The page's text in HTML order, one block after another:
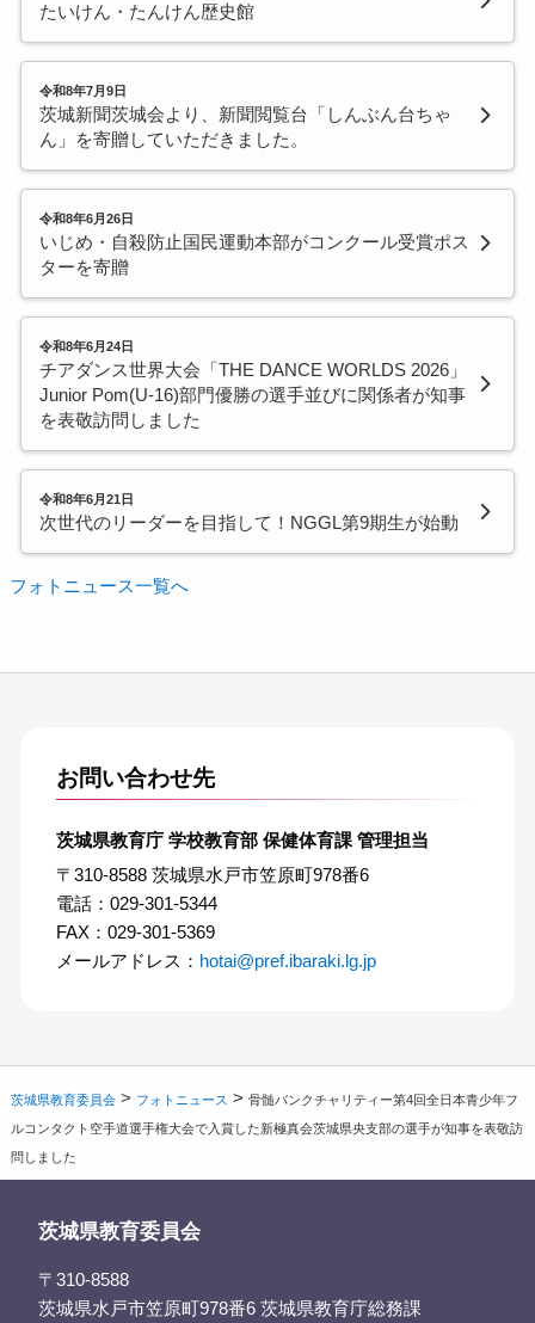
たいけん・たんけん歴史館
令和8年7月9日
茨城新聞茨城会より、新聞閲覧台「しんぶん台ちゃ
ん」を寄贈していただきました。
令和8年6月26日
いじめ・自殺防止国民運動本部がコンクール受賞ポス
ターを寄贈
令和8年6月24日
チアダンス世界大会「THE DANCE WORLDS 2026」
Junior Pom(U-16)部門優勝の選手並びに関係者が知事
を表敬訪問しました
令和8年6月21日
次世代のリーダーを目指して！NGGL第9期生が始動
フォトニュース一覧へ
お問い合わせ先
茨城県教育庁 学校教育部 保健体育課 管理担当
〒310-8588 茨城県水戸市笠原町978番6
電話：029-301-5344
FAX：029-301-5369
メールアドレス： hotai@pref.ibaraki.lg.jp
茨城県教育委員会 > フォトニュース >骨髄バンクチャリティー第4回全日本青少年フ
ルコンタクト空手道選手権大会で入賞した新極真会茨城県央支部の選手が知事を表敬訪
問しました
茨城県教育委員会
〒310-8588
茨城県水戸市笠原町978番6 茨城県教育庁総務課